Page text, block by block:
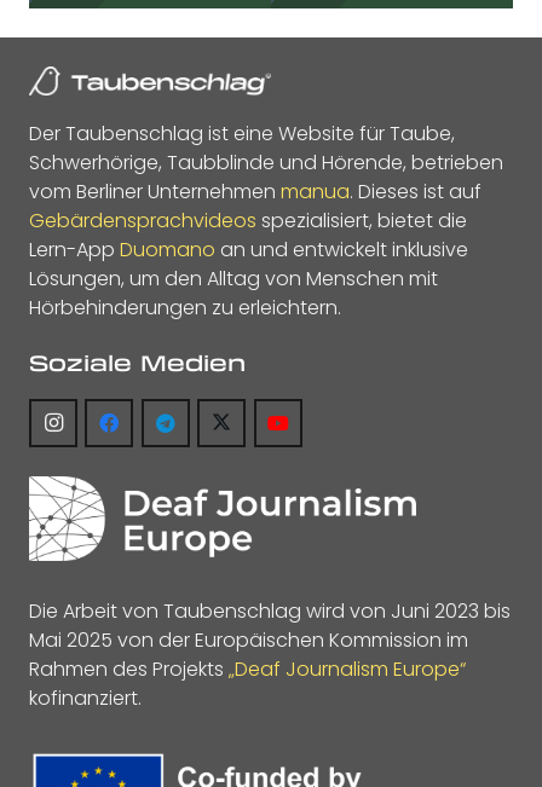
Der Taubenschlag ist eine Website für Taube,
Schwerhörige, Taubblinde und Hörende, betrieben
vom Berliner Unternehmen manua. Dieses ist auf
Gebärdensprachvideos spezialisiert, bietet die
Lern-App Duomano an und entwickelt inklusive
Lösungen, um den Alltag von Menschen mit
Hörbehinderungen zu erleichtern.
Soziale Medien
Die Arbeit von Taubenschlag wird von Juni 2023 bis
Mai 2025 von der Europäischen Kommission im
Rahmen des Projekts „Deaf Journalism Europe“
kofinanziert.